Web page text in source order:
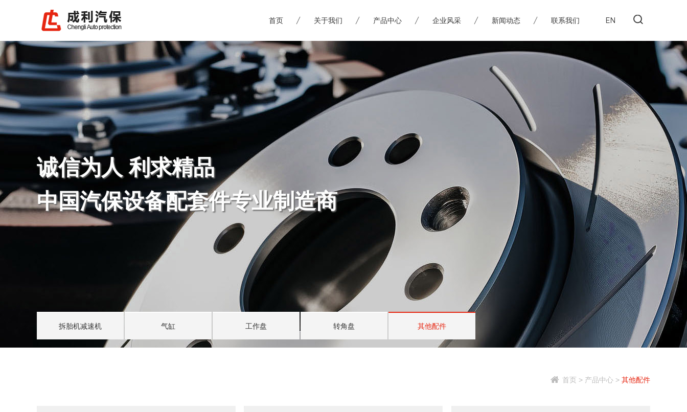
EN
首页 关于我们 产品中心 企业风采 新闻动态 联系我们
诚信为人 利求精品
中国汽保设备配套件专业制造商
拆胎机减速机 气缸 工作盘 转角盘 其他配件
首页 > 产品中心 > 其他配件